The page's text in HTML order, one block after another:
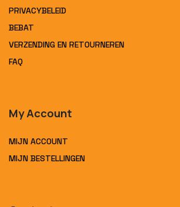
PRIVACYBELEID
BEBAT
VERZENDING EN RETOURNEREN
FAQ
My Account
MIJN ACCOUNT
MIJN BESTELLINGEN